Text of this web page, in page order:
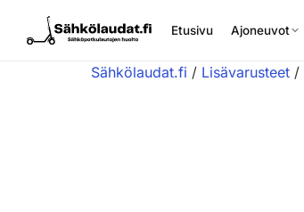
Etusivu Ajoneuvot
Sähkölaudat.fi / Lisävarusteet /